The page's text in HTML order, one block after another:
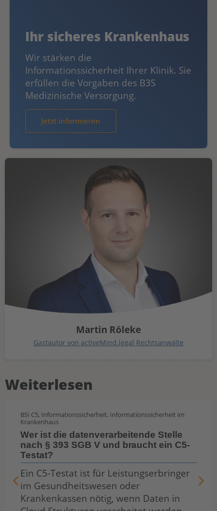
Ihr sicheres Krankenhaus
Wir stärken die
Informationssicherheit Ihrer Klinik. Sie
erfüllen die Vorgaben des B3S
Medizinische Versorgung.
Jetzt informieren
Martin Röleke
Gastautor von activeMind.legal Rechtsanwälte
Weiterlesen
BSI C5, Informationssicherheit, Informationssicherheit im
Krankenhaus
Wer ist die datenverarbeitende Stelle
nach § 393 SGB V und braucht ein C5-
Testat?
Ein C5-Testat ist für Leistungserbringer
im Gesundheitswesen oder
Krankenkassen nötig, wenn Daten in